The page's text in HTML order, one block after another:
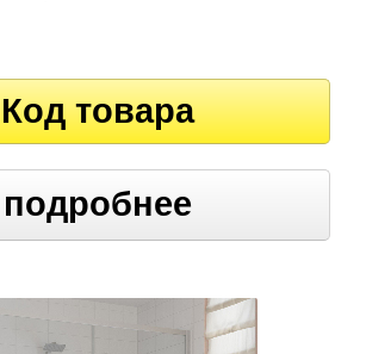
Код товара
подробнее